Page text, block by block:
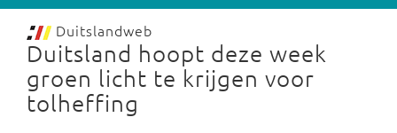
Duitslandweb
Duitsland hoopt deze week
groen licht te krijgen voor
tolheffing